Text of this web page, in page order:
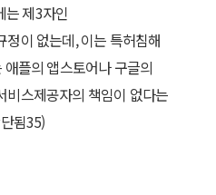
는 제3자인
이 없는데, 이는 특허침해
플의 앱스토어나 구글의
비스제공자의 책임이 없다는
됨35)